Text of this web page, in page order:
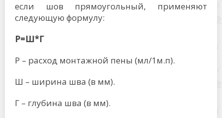
если шов прямоугольный, применяют
следующую формулу:
Р=Ш*Г
Р – расход монтажной пены (мл/1м.п).
Ш – ширина шва (в мм).
Г – глубина шва (в мм).